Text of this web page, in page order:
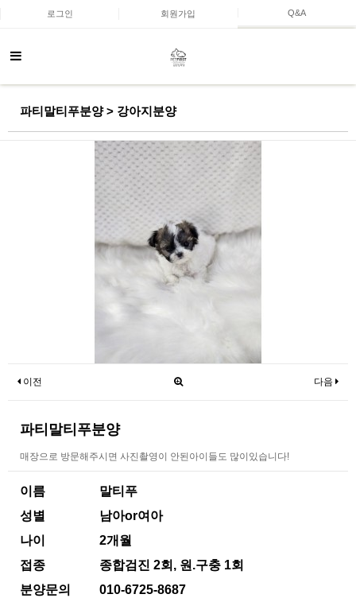
로그인 회원가입 Q&A
파티말티푸분양 > 강아지분양
이전 다음
파티말티푸분양
매장으로 방문해주시면 사진촬영이 안된아이들도 많이있습니다!
이름
말티푸
성별
남아or여아
나이
2개월
접종
종합검진 2회, 원.구충 1회
분양문의
010-6725-8687